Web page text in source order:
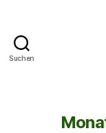
Suchen